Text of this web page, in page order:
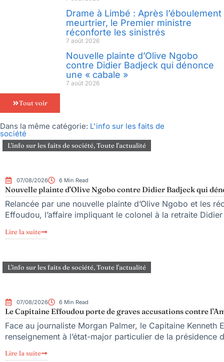
Drame à Limbé : Après l’éboulement
meurtrier, le Premier ministre
réconforte les sinistrés
7 août 2026
Nouvelle plainte d’Olive Ngobo
contre Didier Badjeck qui dénonce
une « cabale »
7 août 2026
Tout voir
Dans la même catégorie: L'info sur les faits de
société
L'info sur les faits de société,Toute l'actualité
07/08/2026 6 Min Read
Nouvelle plainte d’Olive Ngobo contre Didier Badjeck qui
Relancée par une nouvelle plainte d’Olive Ngobo et les
Effoudou, l’affaire impliquant le colonel à la retraite
Lire la suite
L'info sur les faits de société,Toute l'actualité
07/08/2026 6 Min Read
Le Capitaine Effoudou porte de graves accusations contre
Face au journaliste Morgan Palmer, le Capitaine Kenneth
renseignement à l’état-major particulier de la présidence
Lire la suite